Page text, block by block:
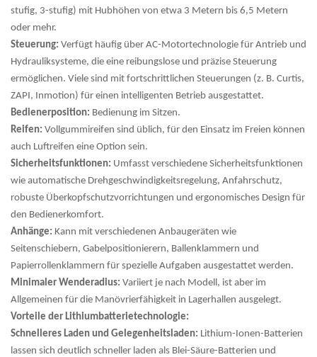
stufig, 3-stufig) mit Hubhöhen von etwa 3 Metern bis 6,5 Metern
oder mehr.
Steuerung: Verfügt häufig über AC-Motortechnologie für Antrieb und
Hydrauliksysteme, die eine reibungslose und präzise Steuerung
ermöglichen. Viele sind mit fortschrittlichen Steuerungen (z. B. Curtis,
ZAPI, Inmotion) für einen intelligenten Betrieb ausgestattet.
Bedienerposition: Bedienung im Sitzen.
Reifen: Vollgummireifen sind üblich, für den Einsatz im Freien können
auch Luftreifen eine Option sein.
Sicherheitsfunktionen: Umfasst verschiedene Sicherheitsfunktionen
wie automatische Drehgeschwindigkeitsregelung, Anfahrschutz,
robuste Überkopfschutzvorrichtungen und ergonomisches Design für
den Bedienerkomfort.
Anhänge: Kann mit verschiedenen Anbaugeräten wie
Seitenschiebern, Gabelpositionierern, Ballenklammern und
Papierrollenklammern für spezielle Aufgaben ausgestattet werden.
Minimaler Wenderadius: Variiert je nach Modell, ist aber im
Allgemeinen für die Manövrierfähigkeit in Lagerhallen ausgelegt.
Vorteile der Lithiumbatterietechnologie:
Schnelleres Laden und Gelegenheitsladen: Lithium-Ionen-Batterien
lassen sich deutlich schneller laden als Blei-Säure-Batterien und